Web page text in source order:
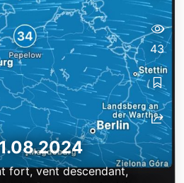
fort, vent descendant,
43